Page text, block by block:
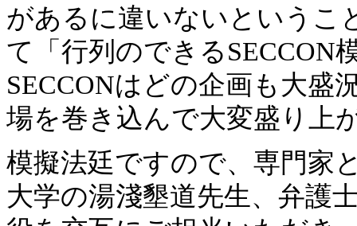
があるに違いないというこ
て「行列のできるSECCON
SECCONはどの企画も大盛
場を巻き込んで大変盛り上
模擬法廷ですので、専門家
大学の湯淺墾道先生、弁護